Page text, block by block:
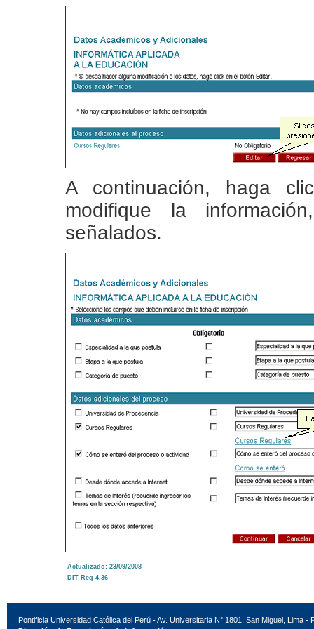
A continuación, haga
modifique la
señalados.
Actualizado: 23/09/2008
DIT-Reg-4.36
Pontificia Universidad Católica del Perú - Av. Universitaria N° 1801, San Miguel, Lima -